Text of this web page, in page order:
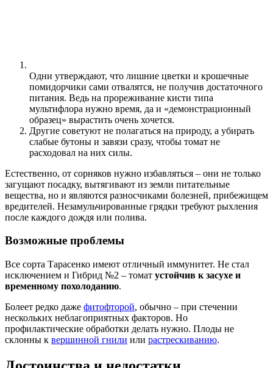
Одни утверждают, что лишние цветки и крошечные
помидорчики сами отвалятся, не получив достаточного
питания. Ведь на прореживание кисти типа
мультифлора нужно время, да и «демонстрационный
образец» вырастить очень хочется.
Другие советуют не полагаться на природу, а убирать
слабые бутоны и завязи сразу, чтобы томат не
расходовал на них силы.
Естественно, от сорняков нужно избавляться – они не только
загущают посадку, вытягивают из земли питательные
вещества, но и являются разносчиками болезней, прибежищем
вредителей. Незамульчированные грядки требуют рыхления
после каждого дождя или полива.
Возможные проблемы
Все сорта Тарасенко имеют отличный иммунитет. Не стал
исключением и Гибрид №2 – томат устойчив к засухе и
временному похолоданию.
Болеет редко даже фитофторой, обычно – при стечении
нескольких неблагоприятных факторов. Но
профилактические обработки делать нужно. Плоды не
склонны к вершинной гнили или растрескиванию.